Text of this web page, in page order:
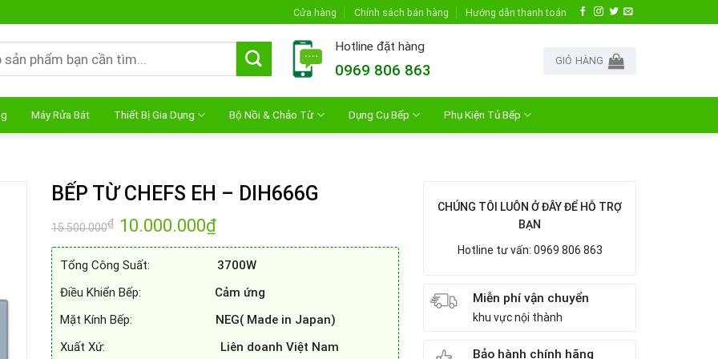
Cửa hàng Chính sách bán hàng Hướng dẫn thanh toán
Hotline đặt hàng
0969 806 863
GIỎ HÀNG
Máy Rửa Bát Thiết Bị Gia Dụng Bộ Nồi & Chảo Từ Dụng Cụ Bếp Phụ Kiện Tủ Bếp
BẾP TỪ CHEFS EH – DIH666G
15.500.000₫ Giá
gốc
là:
10.000.000₫Giá
hiện
tại
10.000.000₫.
Tổng Công Suất:
3700W
Điều Khiển Bếp: Cảm ứng
Mặt Kính Bếp: NEG( Made in Japan)
Xuất Xứ:
Liên doanh Việt Nam
CHÚNG TÔI LUÔN Ở ĐÂY ĐỂ HỖ TRỢ
BẠN
Hotline tư vấn: 0969 806 863
Miễn phí vận chuyển
khu vực nội thành
Bảo hành chính hãng